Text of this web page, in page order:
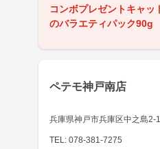
コンボプレゼントキャ
のバラエティパック90g
ペテモ神戸南店
兵庫県神戸市兵庫区中之島2-
TEL: 078-381-7275